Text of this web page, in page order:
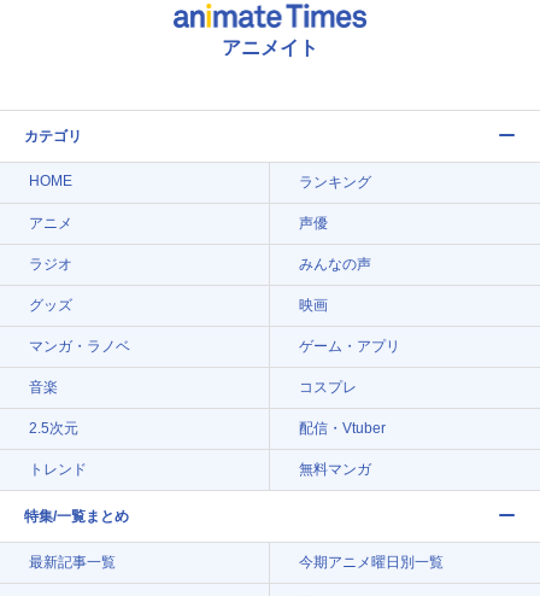
アニメイト
カテゴリ
HOME ランキング
アニメ 声優
ラジオ みんなの声
グッズ 映画
マンガ・ラノベ ゲーム・アプリ
音楽 コスプレ
2.5次元 配信・Vtuber
トレンド 無料マンガ
特集/一覧まとめ
最新記事一覧 今期アニメ曜日別一覧